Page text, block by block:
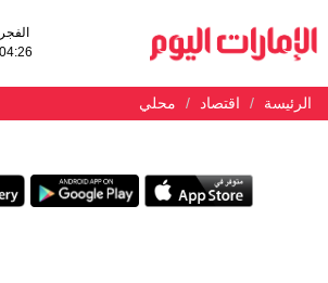
الفجر
04:26
الرئيسة اقتصاد محلي